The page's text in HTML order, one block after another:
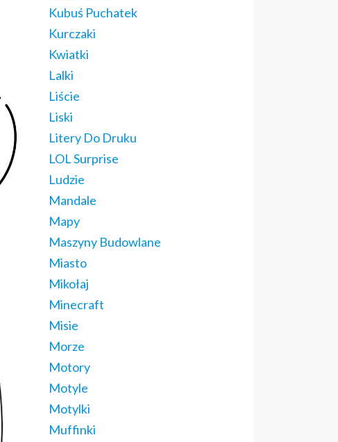
Kubuś Puchatek
Kurczaki
Kwiatki
Lalki
Liście
Liski
Litery Do Druku
LOL Surprise
Ludzie
Mandale
Mapy
Maszyny Budowlane
Miasto
Mikołaj
Minecraft
Misie
Morze
Motory
Motyle
Motylki
Muffinki